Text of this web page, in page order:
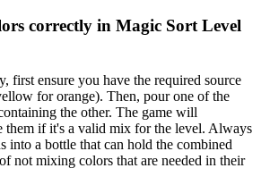
correctly in Magic Sort Level
first ensure you have the required source
for orange). Then, pour one of the
the other. The game will
them if it's a valid mix for the level. Always
into a bottle that can hold the combined
not mixing colors that are needed in their